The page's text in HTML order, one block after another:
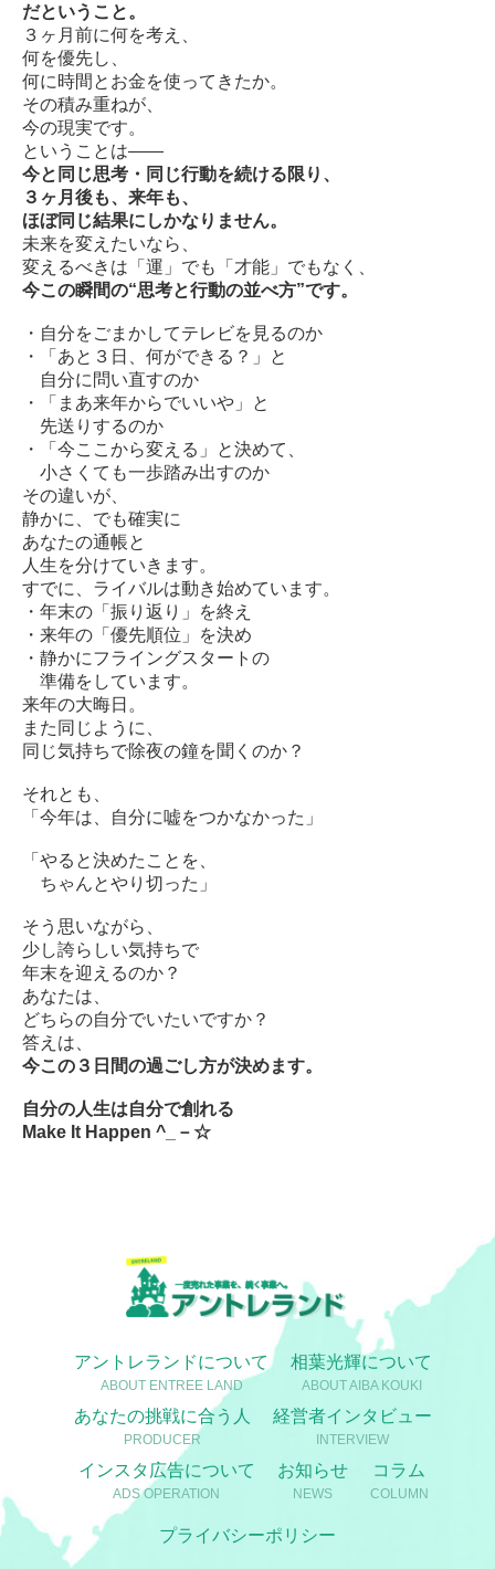
だということ。
３ヶ月前に何を考え、
何を優先し、
何に時間とお金を使ってきたか。
その積み重ねが、
今の現実です。
ということは――
今と同じ思考・同じ行動を続ける限り、
３ヶ月後も、来年も、
ほぼ同じ結果にしかなりません。
未来を変えたいなら、
変えるべきは「運」でも「才能」でもなく、
今この瞬間の“思考と行動の並べ方”です。
・自分をごまかしてテレビを見るのか
・「あと３日、何ができる？」と
自分に問い直すのか
・「まあ来年からでいいや」と
先送りするのか
・「今ここから変える」と決めて、
小さくても一歩踏み出すのか
その違いが、
静かに、でも確実に
あなたの通帳と
人生を分けていきます。
すでに、ライバルは動き始めています。
・年末の「振り返り」を終え
・来年の「優先順位」を決め
・静かにフライングスタートの
準備をしています。
来年の大晦日。
また同じように、
同じ気持ちで除夜の鐘を聞くのか？
それとも、
「今年は、自分に嘘をつかなかった」
「やると決めたことを、
ちゃんとやり切った」
そう思いながら、
少し誇らしい気持ちで
年末を迎えるのか？
あなたは、
どちらの自分でいたいですか？
答えは、
今この３日間の過ごし方が決めます。
自分の人生は自分で創れる
Make It Happen ^_－☆
アントレランドについて
ABOUT ENTREE LAND
相葉光輝について
ABOUT AIBA KOUKI
あなたの挑戦に合う人
PRODUCER
経営者インタビュー
INTERVIEW
インスタ広告について
ADS OPERATION
お知らせ
NEWS
コラム
COLUMN
プライバシーポリシー